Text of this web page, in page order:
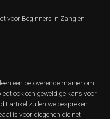
voor Beginners in Zang en
een betoverende manier om
ook een geweldige kans voor
artikel zullen we bespreken
is voor diegenen die net